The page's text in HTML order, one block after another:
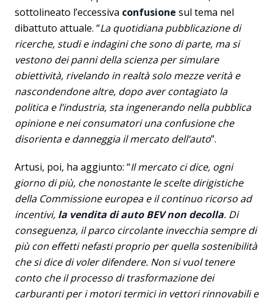
sottolineato l’eccessiva confusione sul tema nel
dibattuto attuale. “La quotidiana pubblicazione di
ricerche, studi e indagini che sono di parte, ma si
vestono dei panni della scienza per simulare
obiettività, rivelando in realtà solo mezze verità e
nascondendone altre, dopo aver contagiato la
politica e l’industria, sta ingenerando nella pubblica
opinione e nei consumatori una confusione che
disorienta e danneggia il mercato dell’auto”.
Artusi, poi, ha aggiunto: “Il mercato ci dice, ogni
giorno di più, che nonostante le scelte dirigistiche
della Commissione europea e il continuo ricorso ad
incentivi, la vendita di auto BEV non decolla. Di
conseguenza, il parco circolante invecchia sempre di
più con effetti nefasti proprio per quella sostenibilità
che si dice di voler difendere. Non si vuol tenere
conto che il processo di trasformazione dei
carburanti per i motori termici in vettori rinnovabili e